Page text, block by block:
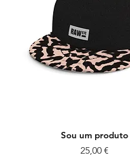
Sou um produto
Preço
25,00 €